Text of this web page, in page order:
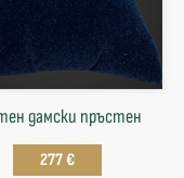
дамски пръстен
277 €